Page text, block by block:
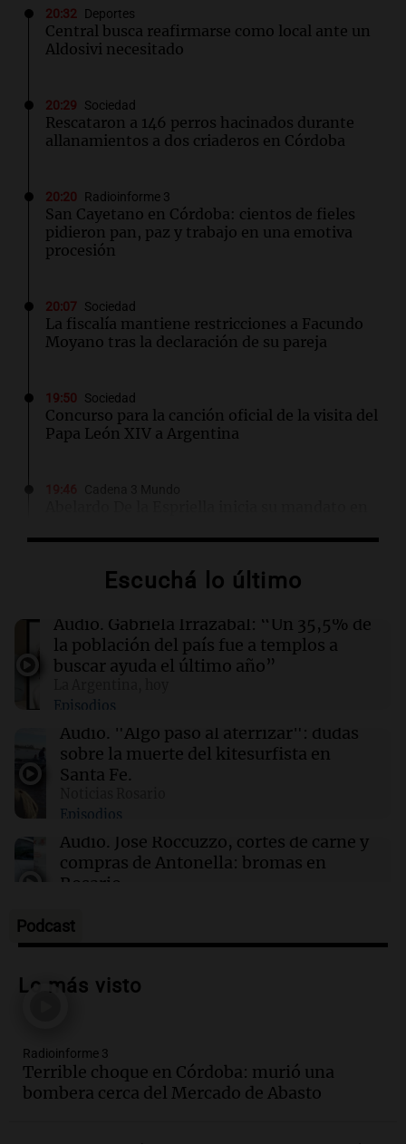
20:32 Deportes
Central busca reafirmarse como local ante un
Aldosivi necesitado
20:29 Sociedad
Rescataron a 146 perros hacinados durante
allanamientos a dos criaderos en Córdoba
20:20 Radioinforme 3
San Cayetano en Córdoba: cientos de fieles
pidieron pan, paz y trabajo en una emotiva
procesión
20:07 Sociedad
La fiscalía mantiene restricciones a Facundo
Moyano tras la declaración de su pareja
19:50 Sociedad
Concurso para la canción oficial de la visita del
Papa León XIV a Argentina
Milagro"
"Algo pasó al aterrizar": dudas sobre la
muerte del kitesurfista en Santa Fe
Inflación: por qué el 2,9% de julio en CABA no
anticipa el dato nacional
19:37 Deportes
el traslado de la causa AFA a Campana
Escuchá lo último
Audio. Gabriela Irrazábal: “Un 35,5% de
la población del país fue a templos a
buscar ayuda el último año”
Episodios
Audio. "Algo pasó al aterrizar": dudas
sobre la muerte del kitesurfista en
Santa Fe.
Episodios
Audio. José Roccuzzo, cortes de carne y
compras de Antonella: bromas en
Rosario.
Episodios
Audio.José Roccuzzo, cortes de carne y
Rosario.
Audio.Luciano Cáceres llega a Córdoba a
presentar “Paraíso”, una obra que
cuestiona certezas masculinas
Podcast
Lo más visto
Radioinforme 3
Terrible choque en Córdoba: murió una
bombera cerca del Mercado de Abasto